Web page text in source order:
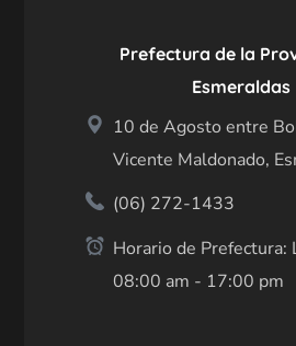
Prefectura de la
Esmeraldas
10 de Agosto entre
Vicente Maldonado,
(06) 272-1433
Horario de Prefectura:
08:00 am - 17:00 pm